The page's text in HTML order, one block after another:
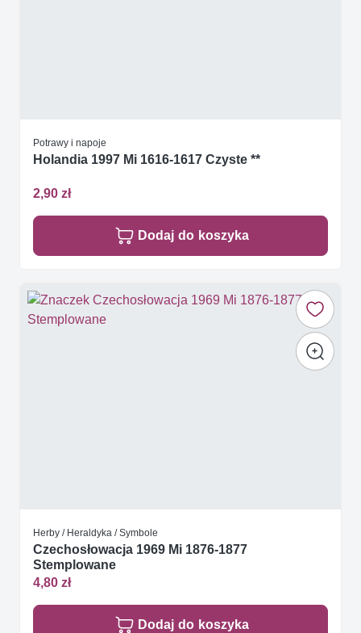
Potrawy i napoje
Holandia 1997 Mi 1616-1617 Czyste **
2,90 zł
Dodaj do koszyka
Herby / Heraldyka / Symbole
Czechosłowacja 1969 Mi 1876-1877
Stemplowane
4,80 zł
Dodaj do koszyka